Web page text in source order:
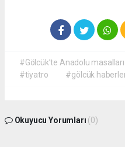
#Gölcük’te Anadolu
#tiyatro
#gölcük
Okuyucu Yorumları (0)